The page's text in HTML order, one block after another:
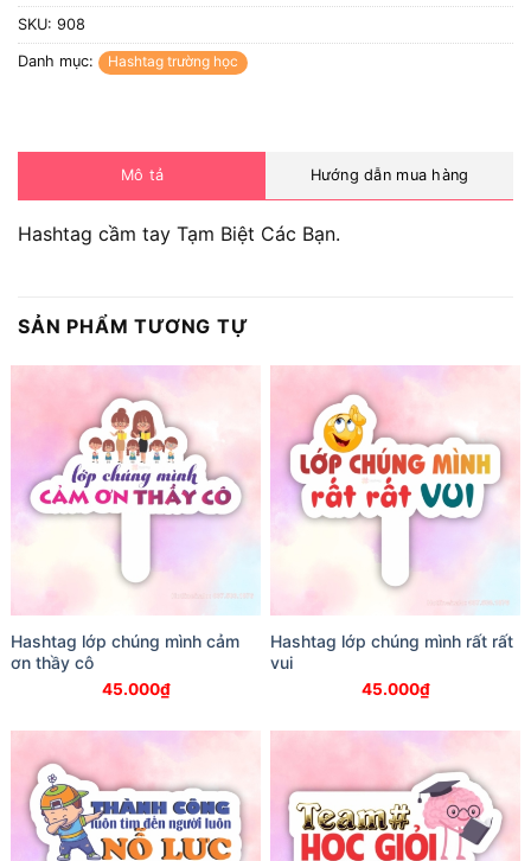
SKU: 908
Danh mục: Hashtag trường học
Mô tả Hướng dẫn mua hàng
Hashtag cầm tay Tạm Biệt Các Bạn.
SẢN PHẨM TƯƠNG TỰ
Hashtag lớp chúng mình cảm
ơn thầy cô
45.000₫
Hashtag lớp chúng mình rất rất
vui
45.000₫